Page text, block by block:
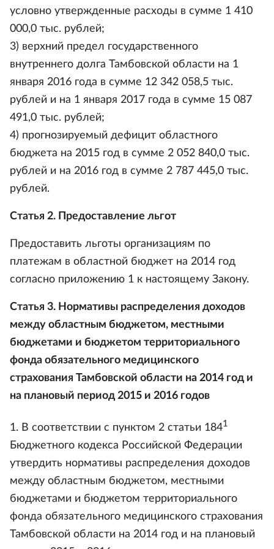
условно утвержденные расходы в сумме 1 410
000,0 тыс. рублей;
3) верхний предел государственного
внутреннего долга Тамбовской области на 1
января 2016 года в сумме 12 342 058,5 тыс.
рублей и на 1 января 2017 года в сумме 15 087
491,0 тыс. рублей;
4) прогнозируемый дефицит областного
бюджета на 2015 год в сумме 2 052 840,0 тыс.
рублей и на 2016 год в сумме 2 787 445,0 тыс.
рублей.
Статья 2. Предоставление льгот
Предоставить льготы организациям по
платежам в областной бюджет на 2014 год
согласно приложению 1 к настоящему Закону.
Статья 3. Нормативы распределения доходов
между областным бюджетом, местными
бюджетами и бюджетом территориального
фонда обязательного медицинского
страхования Тамбовской области на 2014 год и
на плановый период 2015 и 2016 годов
1. В соответствии с пунктом 2 статьи 1841
Бюджетного кодекса Российской Федерации
утвердить нормативы распределения доходов
между областным бюджетом, местными
бюджетами и бюджетом территориального
фонда обязательного медицинского страхования
Тамбовской области на 2014 год и на плановый